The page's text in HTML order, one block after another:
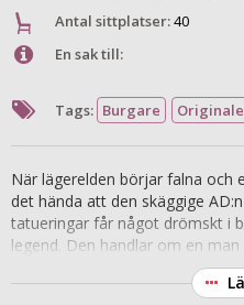
Antal sittplatser:40
En sak till:
Tags: Burgare
När lägerelden börjar falna
det hända att den skäggige
tatueringar får något drömskt i
legend. Den handlar om en
amerikanska kontinenten i jakt
Efter att ha provat 64 burgare